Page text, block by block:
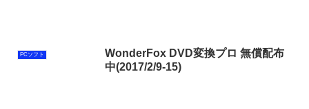
PCソフト
WonderFox DVD変換プロ 無償配布
中(2017/2/9-15)